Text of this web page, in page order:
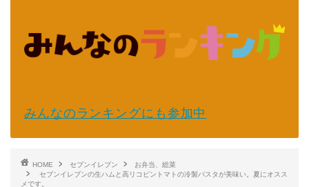
みんなのランキングにも参加中
HOME セブンイレブン
お弁当、総菜
セブンイレブンの生ハムと高リコピントマトの冷製パスタが美味い。夏にオスス
メです。